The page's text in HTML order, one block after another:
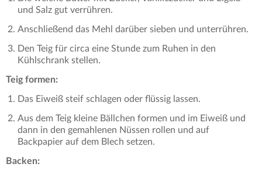
und Salz gut verrühren.
Anschließend das Mehl darüber sieben und unterrühren.
Den Teig für circa eine Stunde zum Ruhen in den
Kühlschrank stellen.
Teig formen:
Das Eiweiß steif schlagen oder flüssig lassen.
Aus dem Teig kleine Bällchen formen und im Eiweiß und
dann in den gemahlenen Nüssen rollen und auf
Backpapier auf dem Blech setzen.
Backen: